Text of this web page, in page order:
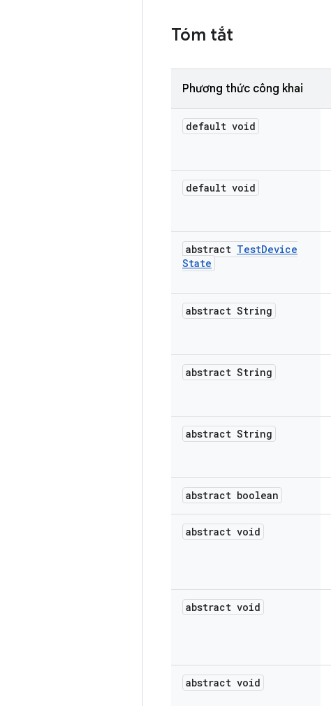
Tóm tắt
Phương thức công khai
default void
default void
abstract TestDevice
State
abstract String
abstract String
abstract String
abstract boolean
abstract void
abstract void
abstract void